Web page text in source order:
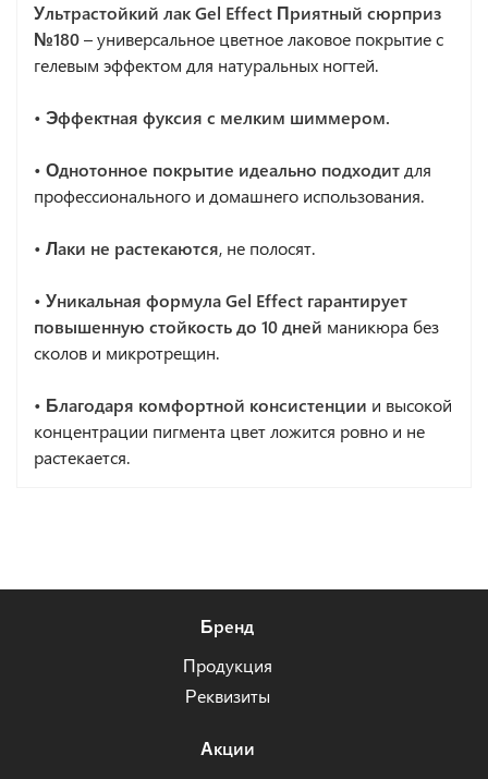
Ультрастойкий лак Gel Effect Приятный сюрприз
№180– универсальное цветное лаковое покрытие с
гелевым эффектом для натуральных ногтей.
• Эффектная фуксия с мелким шиммером.
• Однотонное покрытие идеально подходит для
профессионального и домашнего использования.
• Лаки не растекаются, не полосят.
• Уникальная формула Gel Effect гарантирует
повышенную стойкость до 10 дней маникюра без
сколов и микротрещин.
• Благодаря комфортной консистенции и высокой
концентрации пигмента цвет ложится ровно и не
растекается.
Бренд
Продукция
Реквизиты
Акции